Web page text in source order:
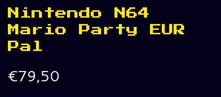
Nintendo N64
Mario Party EUR
Pal
€79,50